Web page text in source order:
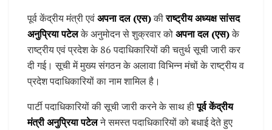
पूर्व केंद्रीय मंत्री एवंअपना दल (एस)कीराष्ट्रीय अध्यक्ष सांसद
अनुप्रिया पटेलके अनुमोदन से शुक्रवार कोअपना दल (एस)के
राष्ट्रीय एवं प्रदेश के 86 पदाधिकारियों की चतुर्थ सूची जारी कर
दी गई। सूची में मुख्य संगठन के अलावा विभिन्न मंचों के राष्ट्रीय व
प्रदेश पदाधिकारियों का नाम शामिल है।
पार्टी पदाधिकारियों की सूची जारी करने के साथ हीपूर्व केंद्रीय
मंत्री अनुप्रिया पटेलने समस्त पदाधिकारियों को बधाई देते हुए